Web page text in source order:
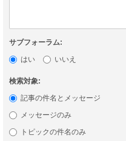
サブフォーラム:
はい
いいえ
検索対象:
記事の件名とメッセージ
メッセージのみ
トピックの件名のみ